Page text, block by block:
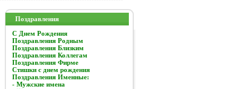
Поздравления
C Днем Рождения
Поздравления Родным
Поздравления Близким
Поздравления Коллегам
Поздравления Фирме
Стишки с днем рождения
Поздравления Именные:
- Мужские имена